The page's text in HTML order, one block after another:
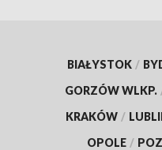
BIAŁYSTOK /
GORZÓW WLKP.
KRAKÓW /
OPOLE /